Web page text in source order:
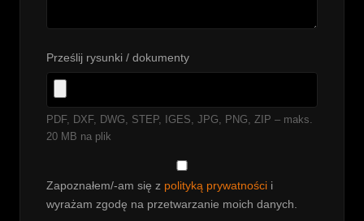
Prześlij rysunki / dokumenty
PDF, DXF, DWG, STEP, IGES, JPG, PNG, ZIP – maks.
20 MB na plik
Zapoznałem/-am się z polityką prywatności i
wyrażam zgodę na przetwarzanie moich danych.